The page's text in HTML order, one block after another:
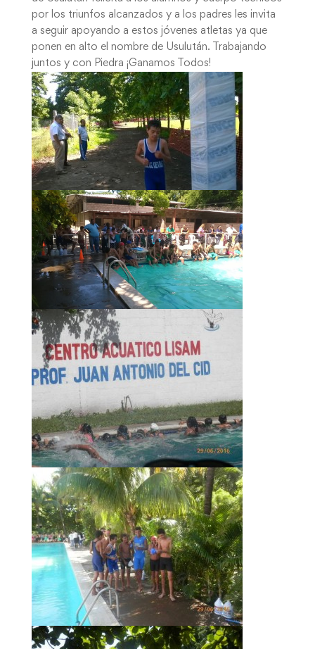
por los triunfos alcanzados y a los padres les invita
a seguir apoyando a estos jóvenes atletas ya que
ponen en alto el nombre de Usulután. Trabajando
juntos y con Piedra ¡Ganamos Todos!